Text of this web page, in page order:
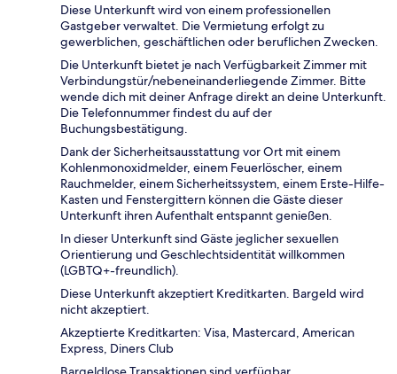
Diese Unterkunft wird von einem professionellen
Gastgeber verwaltet. Die Vermietung erfolgt zu
gewerblichen, geschäftlichen oder beruflichen Zwecken.
Die Unterkunft bietet je nach Verfügbarkeit Zimmer mit
Verbindungstür/nebeneinanderliegende Zimmer. Bitte
wende dich mit deiner Anfrage direkt an deine Unterkunft.
Die Telefonnummer findest du auf der
Buchungsbestätigung.
Dank der Sicherheitsausstattung vor Ort mit einem
Kohlenmonoxidmelder, einem Feuerlöscher, einem
Rauchmelder, einem Sicherheitssystem, einem Erste-Hilfe-
Kasten und Fenstergittern können die Gäste dieser
Unterkunft ihren Aufenthalt entspannt genießen.
In dieser Unterkunft sind Gäste jeglicher sexuellen
Orientierung und Geschlechtsidentität willkommen
(LGBTQ+-freundlich).
Diese Unterkunft akzeptiert Kreditkarten. Bargeld wird
nicht akzeptiert.
Akzeptierte Kreditkarten: Visa, Mastercard, American
Express, Diners Club